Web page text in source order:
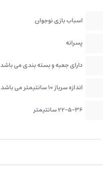
اسباب بازی نوجوان
پسرانه
دارای جعبه و بسته بندی می باشد
اندازه سرباز 10 سانتیمتر می باشد.
22-5-36 سانتیمتر